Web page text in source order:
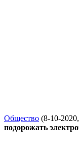
Общество (8-10-
подорожать